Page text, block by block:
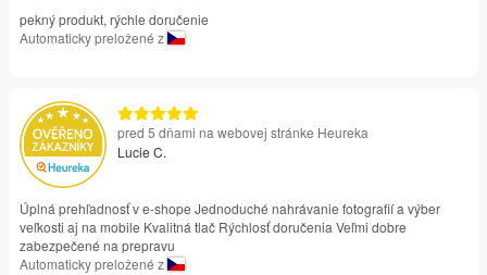
pekný produkt, rýchle doručenie
Automaticky preložené z
pred 5 dňami na webovej stránke Heureka
Lucie C.
Úplná prehľadnosť v e-shope Jednoduché nahrávanie fotografií a výber
veľkosti aj na mobile Kvalitná tlač Rýchlosť doručenia Veľmi dobre
zabezpečené na prepravu
Automaticky preložené z